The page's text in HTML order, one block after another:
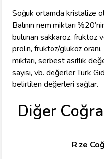
Soğuk ortamda kristalize
Balının nem miktarı
bulunan sakkaroz, fruktoz
prolin, fruktoz/glukoz
miktarı, serbest asitlik
sayısı, vb. değerler Türk
belirtilen değerleri sağlar.
Diğer
Rize